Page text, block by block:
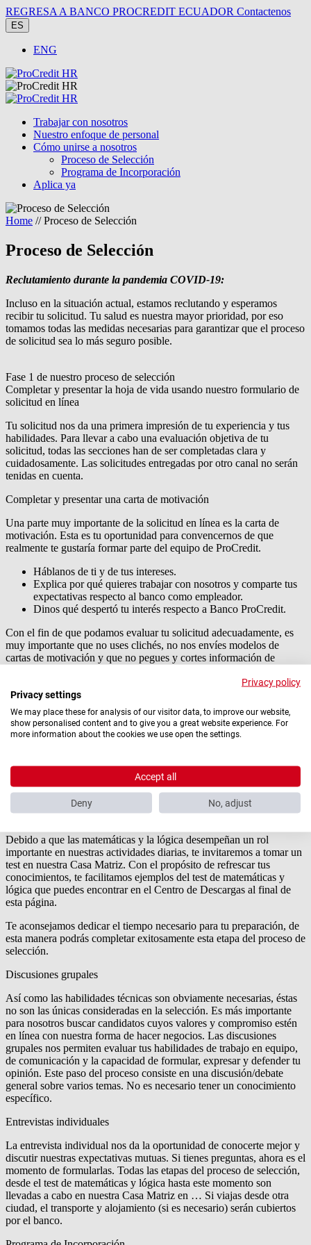
REGRESA A BANCO PROCREDIT ECUADOR Contactenos
ES
ENG
Trabajar con nosotros
Nuestro enfoque de personal
Cómo unirse a nosotros
Proceso de Selección
Programa de Incorporación
Aplica ya
Home // Proceso de Selección
Proceso de Selección
Reclutamiento durante la pandemia COVID-19:
Incluso en la situación actual, estamos reclutando y esperamos
recibir tu solicitud. Tu salud es nuestra mayor prioridad, por eso
tomamos todas las medidas necesarias para garantizar que el proceso
de solicitud sea lo más seguro posible.
Fase 1 de nuestro proceso de selección
Completar y presentar la hoja de vida usando nuestro formulario de
solicitud en línea
Tu solicitud nos da una primera impresión de tu experiencia y tus
habilidades. Para llevar a cabo una evaluación objetiva de tu
solicitud, todas las secciones han de ser completadas clara y
cuidadosamente. Las solicitudes entregadas por otro canal no serán
tenidas en cuenta.
Completar y presentar una carta de motivación
Una parte muy importante de la solicitud en línea es la carta de
motivación. Esta es tu oportunidad para convencernos de que
realmente te gustaría formar parte del equipo de ProCredit.
Háblanos de ti y de tus intereses.
Explica por qué quieres trabajar con nosotros y comparte tus
expectativas respecto al banco como empleador.
Dinos qué despertó tu interés respecto a Banco ProCredit.
Con el fin de que podamos evaluar tu solicitud adecuadamente, es
muy importante que no uses clichés, no nos envíes modelos de
cartas de motivación y que no pegues y cortes información de
Fase 2 de nuestro proceso de selección
Conversación telefónica
Después de haber revisado todas las aplicaciones, los candidatos con
un perfil más adecuado serán contactados por un miembro del
tomará alrededor de 20 minutos. La conversación telefónica te da la
oportunidad de presentarte y nos ayuda a conocer más sobre tu
educación, experiencia y las razones de tu postulación.
Test de matemáticas y lógica
Debido a que las matemáticas y la lógica desempeñan un rol
importante en nuestras actividades diarias, te invitaremos a tomar un
test en nuestra Casa Matriz. Con el propósito de refrescar tus
conocimientos, te facilitamos ejemplos del test de matemáticas y
lógica que puedes encontrar en el Centro de Descargas al final de
esta página.
Te aconsejamos dedicar el tiempo necesario para tu preparación, de
esta manera podrás completar exitosamente esta etapa del proceso de
selección.
Discusiones grupales
Así como las habilidades técnicas son obviamente necesarias, éstas
no son las únicas consideradas en la selección. Es más importante
para nosotros buscar candidatos cuyos valores y compromiso estén
en línea con nuestra forma de hacer negocios. Las discusiones
grupales nos permiten evaluar tus habilidades de trabajo en equipo,
de comunicación y la capacidad de formular, expresar y defender tu
opinión. Este paso del proceso consiste en una discusión/debate
general sobre varios temas. No es necesario tener un conocimiento
específico.
Entrevistas individuales
La entrevista individual nos da la oportunidad de conocerte mejor y
discutir nuestras expectativas mutuas. Si tienes preguntas, ahora es el
momento de formularlas. Todas las etapas del proceso de selección,
desde el test de matemáticas y lógica hasta este momento son
llevadas a cabo en nuestra Casa Matriz en … Si viajas desde otra
ciudad, el transporte y alojamiento (si es necesario) serán cubiertos
por el banco.
Privacy policy
Privacy settings
We may place these for analysis of our visitor data, to improve our website,
show personalised content and to give you a great website experience. For
more information about the cookies we use open the settings.
Accept all
Deny No, adjust